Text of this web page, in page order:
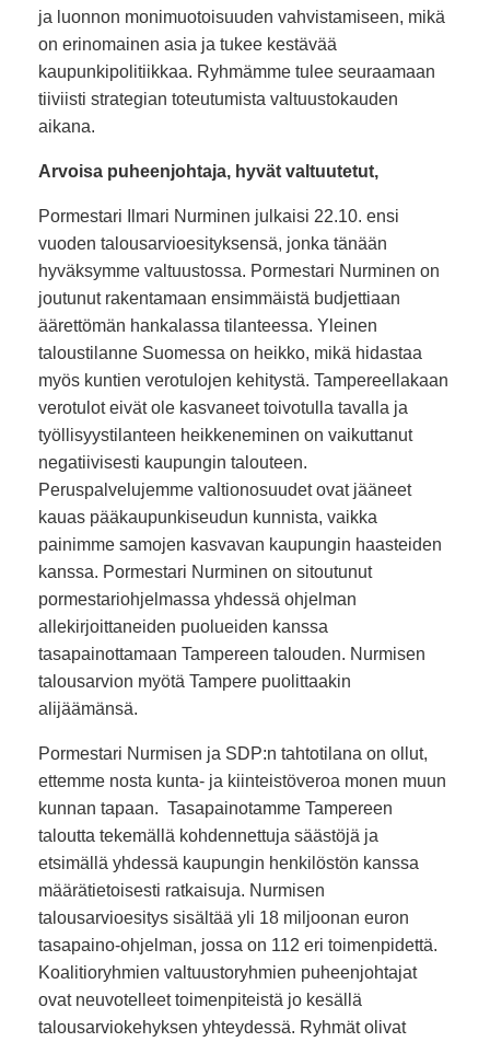
ja luonnon monimuotoisuuden vahvistamiseen, mikä
on erinomainen asia ja tukee kestävää
kaupunkipolitiikkaa. Ryhmämme tulee seuraamaan
tiiviisti strategian toteutumista valtuustokauden
aikana.
Arvoisa puheenjohtaja, hyvät valtuutetut,
Pormestari Ilmari Nurminen julkaisi 22.10. ensi
vuoden talousarvioesityksensä, jonka tänään
hyväksymme valtuustossa. Pormestari Nurminen on
joutunut rakentamaan ensimmäistä budjettiaan
äärettömän hankalassa tilanteessa. Yleinen
taloustilanne Suomessa on heikko, mikä hidastaa
myös kuntien verotulojen kehitystä. Tampereellakaan
verotulot eivät ole kasvaneet toivotulla tavalla ja
työllisyystilanteen heikkeneminen on vaikuttanut
negatiivisesti kaupungin talouteen.
Peruspalvelujemme valtionosuudet ovat jääneet
kauas pääkaupunkiseudun kunnista, vaikka
painimme samojen kasvavan kaupungin haasteiden
kanssa. Pormestari Nurminen on sitoutunut
pormestariohjelmassa yhdessä ohjelman
allekirjoittaneiden puolueiden kanssa
tasapainottamaan Tampereen talouden. Nurmisen
talousarvion myötä Tampere puolittaakin
alijäämänsä.
Pormestari Nurmisen ja SDP:n tahtotilana on ollut,
ettemme nosta kunta- ja kiinteistöveroa monen muun
kunnan tapaan. Tasapainotamme Tampereen
taloutta tekemällä kohdennettuja säästöjä ja
etsimällä yhdessä kaupungin henkilöstön kanssa
määrätietoisesti ratkaisuja. Nurmisen
talousarvioesitys sisältää yli 18 miljoonan euron
tasapaino-ohjelman, jossa on 112 eri toimenpidettä.
Koalitioryhmien valtuustoryhmien puheenjohtajat
ovat neuvotelleet toimenpiteistä jo kesällä
talousarviokehyksen yhteydessä. Ryhmät olivat